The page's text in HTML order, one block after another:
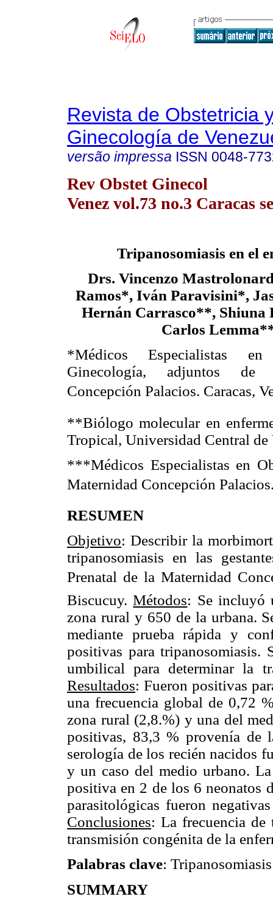
Revista de Obstetricia
Ginecología de
versão impressa ISSN 0048-
Rev Obstet Ginecol
Venez vol.73 no.3 Caracas
Tripanosomiasis en el
Drs. Vincenzo
Ramos*, Iván Paravisini*,
Hernán Carrasco**,
Carlos
*Médicos Especialistas
Ginecología, adjuntos de
Concepción Palacios. Caracas,
**Biólogo molecular en
Tropical, Universidad Central de
***Médicos Especialistas en
Maternidad Concepción
RESUMEN
Objetivo: Describir la
tripanosomiasis en las
Prenatal de la Maternidad
Biscucuy.Métodos: Se incluyó
zona rural y 650 de la urbana.
mediante prueba rápida y
positivas para tripanosomiasis.
umbilical para determinar la
Resultados: Fueron positivas
una frecuencia global de 0,72
zona rural (2,8.%) y una del
positivas, 83,3 % provenía de
serología de los recién nacidos
y un caso del medio urbano.
positiva en 2 de los 6 neonatos
parasitológicas fueron
Conclusiones: La frecuencia
transmisión congénita de la
Palabras clave:
SUMMARY